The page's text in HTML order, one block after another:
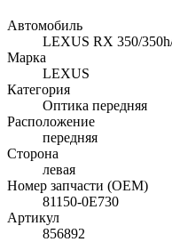
Автомобиль
LEXUS RX 350/
Марка
LEXUS
Категория
Оптика передняя
Расположение
передняя
Сторона
левая
Номер запчасти (OEM)
81150-0E730
Артикул
856892